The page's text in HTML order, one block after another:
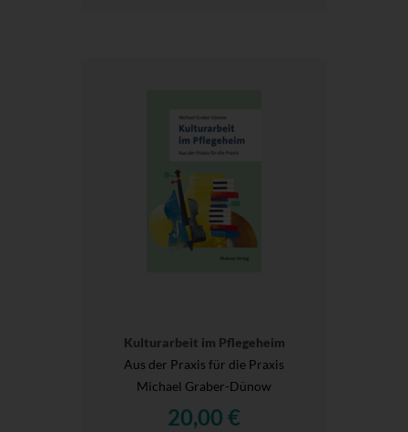
Kulturarbeit im Pflegeheim
Aus der Praxis für die Praxis
Michael Graber-Dünow
20,00 €